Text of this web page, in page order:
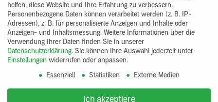
Grundierung DIE WEISSE Lehmfüll- und Flächenspachtel
helfen, diese Website und Ihre Erfahrung zu verbessern.
Personenbezogene Daten können verarbeitet werden (z. B. IP-
Adressen), z. B. für personalisierte Anzeigen und Inhalte oder
Anzeigen- und Inhaltsmessung. Weitere Informationen über die
Verwendung Ihrer Daten finden Sie in unserer
Datenschutzerklärung. Sie können Ihre Auswahl jederzeit unter
Einstellungen widerrufen oder anpassen.
Essenziell
Statistiken Externe Medien
Ich akzeptiere